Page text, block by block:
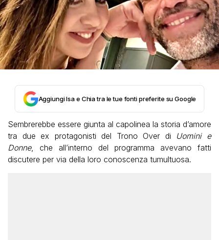
Aggiungi Isa e Chia tra le tue fonti preferite su Google
Sembrerebbe essere giunta al capolinea la storia d’amore
tra due ex protagonisti del Trono Over di Uomini e
Donne, che all’interno del programma avevano fatti
discutere per via della loro conoscenza tumultuosa.